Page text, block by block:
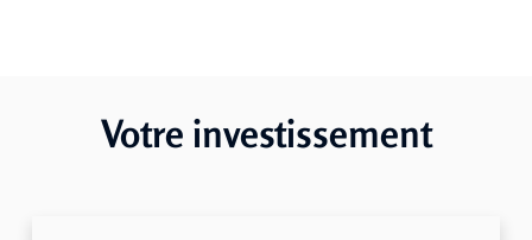
Votre investissement